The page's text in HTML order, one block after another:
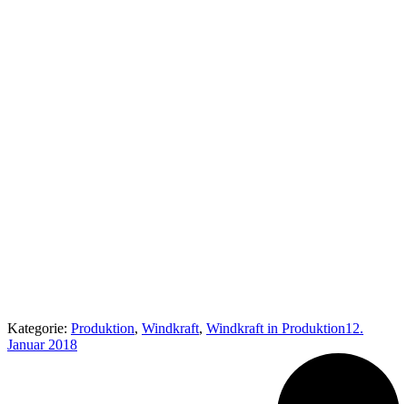
Kategorie: Produktion, Windkraft, Windkraft in Produktion12.
Januar 2018